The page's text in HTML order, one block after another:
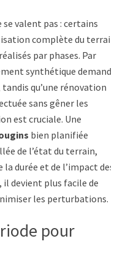
valent pas : certains
complète du terrain,
par phases. Par
synthétique demande
qu’une rénovation
sans gêner les
est cruciale. Une
bien planifiée
de l’état du terrain,
durée et de l’impact des
il devient plus facile de
les perturbations.
pour